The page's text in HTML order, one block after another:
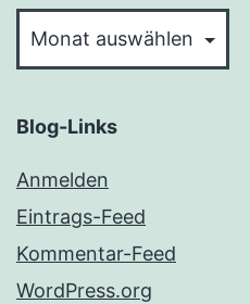
Blog-Links
Anmelden
Eintrags-Feed
Kommentar-Feed
WordPress.org